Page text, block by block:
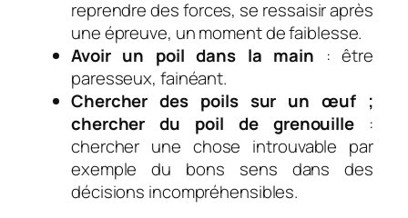
reprendre des forces, se ressaisir après
une épreuve, un moment de faiblesse.
Avoir un poil dans la main : être
paresseux, fainéant.
Chercher des poils sur un œuf ;
chercher du poil de grenouille :
chercher une chose introuvable par
exemple du bons sens dans des
décisions incompréhensibles.